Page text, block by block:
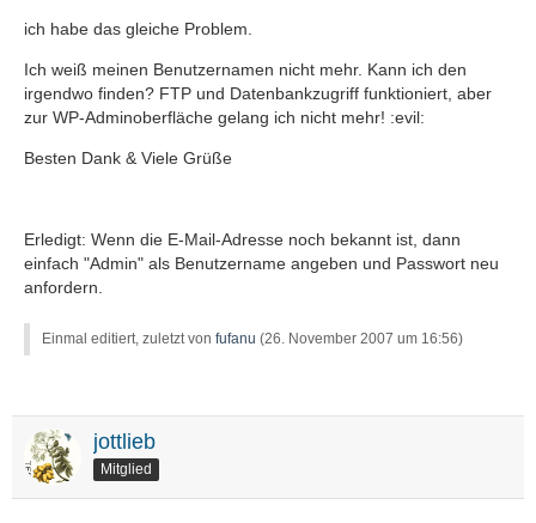
ich habe das gleiche Problem.
Ich weiß meinen Benutzernamen nicht mehr. Kann ich den
irgendwo finden? FTP und Datenbankzugriff funktioniert, aber
zur WP-Adminoberfläche gelang ich nicht mehr! :evil:
Besten Dank & Viele Grüße
Erledigt: Wenn die E-Mail-Adresse noch bekannt ist, dann
einfach "Admin" als Benutzername angeben und Passwort neu
anfordern.
Einmal editiert, zuletzt von fufanu (26. November 2007 um 16:56)
jottlieb
Mitglied